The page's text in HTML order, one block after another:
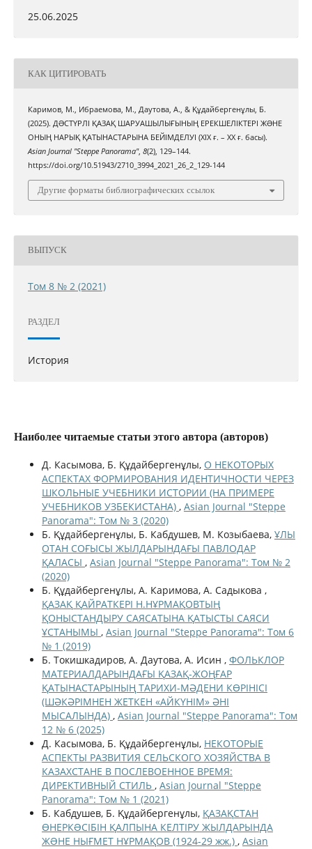
25.06.2025
КАК ЦИТИРОВАТЬ
Каримов, М., Ибраемова, М., Даутова, А., & Құдайбергенұлы, Б.
(2025). ДƏСТҮРЛІ ҚАЗАҚ ШАРУАШЫЛЫҒЫНЫҢ ЕРЕКШЕЛІКТЕРІ ЖƏНЕ
ОНЫҢ НАРЫҚ ҚАТЫНАСТАРЫНА БЕЙІМДЕЛУІ (ХІХ ғ. – ХХ ғ. басы).
Asian Journal "Steppe Panorama", 8(2), 129–144.
https://doi.org/10.51943/2710_3994_2021_26_2_129-144
Другие форматы библиографических ссылок
ВЫПУСК
Том 8 № 2 (2021)
РАЗДЕЛ
История
Наиболее читаемые статьи этого автора (авторов)
Д. Касымова, Б. Құдайбергенұлы, О НЕКОТОРЫХ
АСПЕКТАХ ФОРМИРОВАНИЯ ИДЕНТИЧНОСТИ ЧЕРЕЗ
ШКОЛЬНЫЕ УЧЕБНИКИ ИСТОРИИ (НА ПРИМЕРЕ
УЧЕБНИКОВ УЗБЕКИСТАНА) , Asian Journal "Steppe
Panorama": Том № 3 (2020)
Б. Құдайбергенұлы, Б. Кабдушев, М. Козыбаева, ҰЛЫ
ОТАН СОҒЫСЫ ЖЫЛДАРЫНДАҒЫ ПАВЛОДАР
ҚАЛАСЫ , Asian Journal "Steppe Panorama": Том № 2
(2020)
Б. Құдайбергенұлы, А. Каримова, А. Садыкова ,
ҚАЗАҚ ҚАЙРАТКЕРІ Н.НҰРМАҚОВТЫҢ
ҚОНЫСТАНДЫРУ САЯСАТЫНА ҚАТЫСТЫ САЯСИ
ҰСТАНЫМЫ , Asian Journal "Steppe Panorama": Том 6
№ 1 (2019)
Б. Токишкадиров, А. Даутова, А. Исин , ФОЛЬКЛОР
МАТЕРИАЛДАРЫНДАҒЫ ҚАЗАҚ-ЖОҢҒАР
ҚАТЫНАСТАРЫНЫҢ ТАРИХИ-МӘДЕНИ КӨРІНІСІ
(ШӘКӘРІМНЕН ЖЕТКЕН «АЙКҮНІМ» ӘНІ
МЫСАЛЫНДА) , Asian Journal "Steppe Panorama": Том
12 № 6 (2025)
Д. Касымова, Б. Құдайбергенұлы, НЕКОТОРЫЕ
АСПЕКТЫ РАЗВИТИЯ СЕЛЬСКОГО ХОЗЯЙСТВА В
КАЗАХСТАНЕ В ПОСЛЕВОЕННОЕ ВРЕМЯ:
ДИРЕКТИВНЫЙ СТИЛЬ , Asian Journal "Steppe
Panorama": Том № 1 (2021)
Б. Кабдушев, Б. Құдайбергенұлы, ҚАЗАҚСТАН
ӨНЕРКƏСІБІН ҚАЛПЫНА КЕЛТІРУ ЖЫЛДАРЫНДА
ЖƏНЕ НЫҒМЕТ НҰРМАҚОВ (1924-29 жж.) , Asian